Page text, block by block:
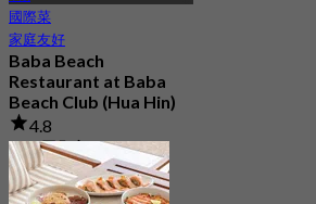
國際菜
家庭友好
Baba Beach
Restaurant at Baba
Beach Club (Hua Hin)
4.8
776 已預訂
起฿ 796.66